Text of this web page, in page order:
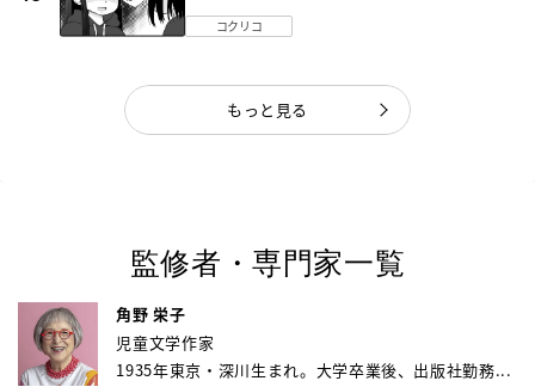
コクリコ
もっと見る
監修者・専門家一覧
角野 栄子
児童文学作家
1935年東京・深川生まれ。大学卒業後、出版社勤務...